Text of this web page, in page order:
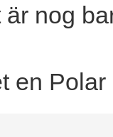
nog
en